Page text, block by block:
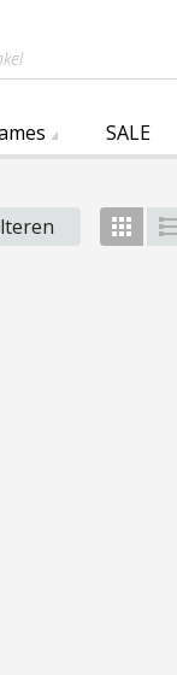
SALE
Foto-
tabel